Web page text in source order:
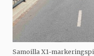
Samoilla X1-